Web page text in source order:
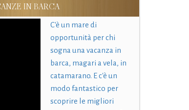
IN BARCA
C'è un mare di
opportunità per chi
sogna una vacanza in
barca, magari a vela, in
catamarano. E c'è un
modo fantastico per
scoprire le migliori